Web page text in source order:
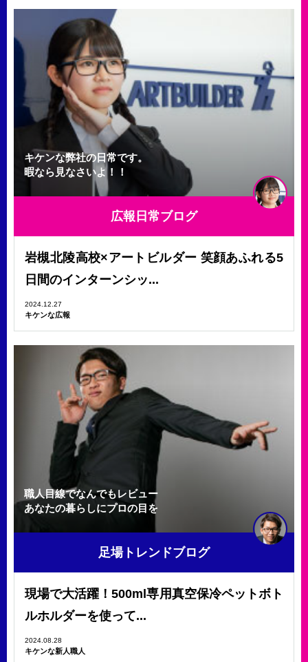
キケンな弊社の日常です。
暇なら見なさいよ！！
広報日常ブログ
岩槻北陵高校×アートビルダー 笑顔あふれる5
日間のインターンシッ...
2024.12.27
キケンな広報
職人目線でなんでもレビュー
あなたの暮らしにプロの目を
足場トレンドブログ
現場で大活躍！500ml専用真空保冷ペットボト
ルホルダーを使って...
2024.08.28
キケンな新人職人